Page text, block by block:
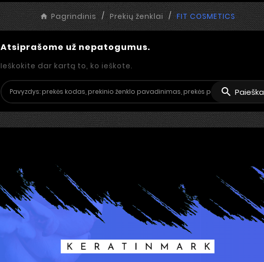
Pagrindinis Prekių ženklai FIT COSMETICS
Atsiprašome už nepatogumus.
Ieškokite dar kartą to, ko ieškote.
 Paieška